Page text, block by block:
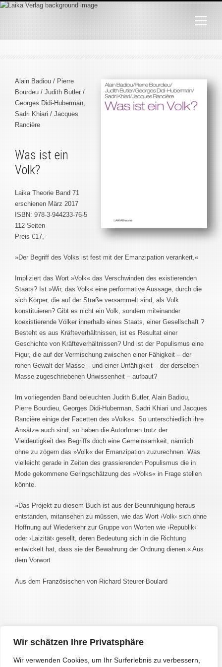
Wir schätzen Ihre Privatsphäre
Wir verwenden Cookies, um Ihr Surferlebnis zu verbessern,
Alain Badiou / Pierre
Bourdeu / Judith Butler /
Georges Didi-Huberman,
Sadri Khiari / Jacques
Rancière
Was ist ein
Volk?
Laika Theorie Band 71
erschienen März 2017
ISBN: 978-3-944233-76-5
112 Seiten
Preis €17,-
»Der Begriff des Volks ist fest mit der Emanzipation verankert.«
Impliziert das Wort »Volk« das Verschwinden des existierenden
Staats? Ist »Wir, das Volk« eine performative Aussage, durch die
sich Körper, die auf der Straße versammelt sind, als Volk
konstituieren? Gibt es nicht ein Volk, sondern miteinander
koexistierende Völker innerhalb eines Staats, einer Gesellschaft ?
Besteht es aus Kräfteverhältnissen, ist es Resultat einer
Geschichte von Kräfteverhältnissen? Und ist der Populismus eine
Figur, die auf der Vermischung zwischen einer Fähigkeit – der
rohen Gewalt der Masse – und einer Unfähigkeit – der derselben
Masse zugeschriebenen Unwissenheit – aufbaut?
Im vorliegenden Band beleuchten Judith Butler, Alain Badiou,
Pierre Bourdieu, Georges Didi-Huberman, Sadri Khiari und Jacques
Rancière einige der Facetten des »Volks«. So unterschiedlich ihre
Ansätze auch sind, so haben die AutorInnen trotz der
Vieldeutigkeit des Begriffs doch eine Gemeinsamkeit, nämlich
ohne zu zögern das »Volk« der Emanzipation zuzurechnen. Was
vielleicht gerade in Zeiten des grassierenden Populismus die in
Mode gekommene Geringschätzung des »Volks« in Frage stellen
könnte.
»Das Projekt zu diesem Buch ist aus der Beunruhigung heraus
entstanden, mitansehen zu müssen, wie das Wort ›Volk‹ sich ohne
Hoffnung auf Wiederkehr zur Gruppe von Worten wie ›Republik‹
oder ›Laizität‹ gesellt, deren Bedeutung sich in die Richtung
entwickelt hat, dass sie der Bewahrung der Ordnung dienen.« Aus
dem Vorwort
Aus dem Französischen von Richard Steurer-Boulard